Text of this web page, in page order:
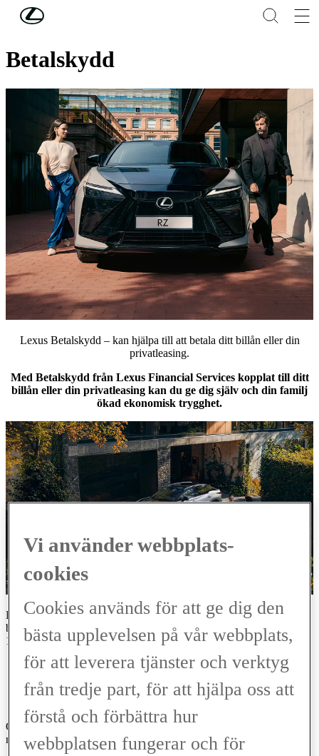
Hoppa till huvudinnehåll
Finansiering privat
Betalskydd
Lexus Betalskydd – kan hjälpa till att betala ditt billån eller din
privatleasing.
Med Betalskydd från Lexus Financial Services kopplat till ditt
billån eller din privatleasing kan du ge dig själv och din familj
ökad ekonomisk trygghet.
Betalskyddet ingår kostnadsfritt i tre månader vid tecknande av nytt
billån eller ny privatleasing och täcker din månadskostnad i upp till
12 månader om du skulle drabbas av:
Arbetslöshet
Om du har Betalskydd Lån betalas dessutom hela lånet, eller
maximalt 500 000 av vid dödsfall.
Vi använder webbplats-
cookies
Cookies används för att ge dig den
bästa upplevelsen på vår webbplats,
för att leverera tjänster och verktyg
från tredje part, för att hjälpa oss att
förstå och förbättra hur
webbplatsen fungerar och för